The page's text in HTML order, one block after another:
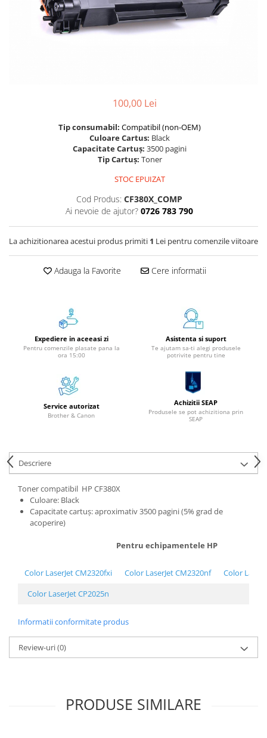
Foarfece
Perforatoare
Cuburi din Hârtie / Notițe Adezive
Etichete Autocolante
Registre / Repertoare
Role Hârtie Plotter
Instrumente de scris
Creioane Grafice
Markere / Textmarkere
Rezerve Pixuri / Cerneală
Corectoare
Creioane Mecanice / Mine
Penițe
Organizare și Arhivare
Bibliorafturi
Dosare
Folii Protecție
Accesorii pentru Arhivare
Caiete Mecanice
Elastice bani
Ecusoane
Intercalatoare
100,00 Lei
Tip consumabil: Compatibil (non-OEM)
Culoare Cartus: Black
Capacitate Cartuș: 3500 pagini
Tip Cartuș: Toner
STOC EPUIZAT
Cod Produs: CF380X_COMP
Ai nevoie de ajutor? 0726 783 790
La achizitionarea acestui produs primiti 1 Lei pentru comenzile viitoare
Adauga la Favorite Cere informatii
Expediere in aceeasi zi
Pentru comenzile plasate pana la
ora 15:00
Asistenta si suport
Te ajutam sa-ti alegi produsele
potrivite pentru tine
Service autorizat
Brother & Canon
Achizitii SEAP
Produsele se pot achizitiona prin
SEAP
Descriere
Toner compatibil HP CF380X
Culoare: Black
Capacitate cartuș: aproximativ 3500 pagini (5% grad de
acoperire)
Pentru echipamentele HP
Color LaserJet CM2320fxi Color LaserJet CM2320nf
Color
Color LaserJet CP2025n
Informatii conformitate produs
Review-uri(0)
PRODUSE SIMILARE